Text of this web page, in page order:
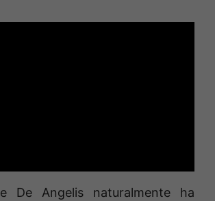
De Angelis naturalmente ha